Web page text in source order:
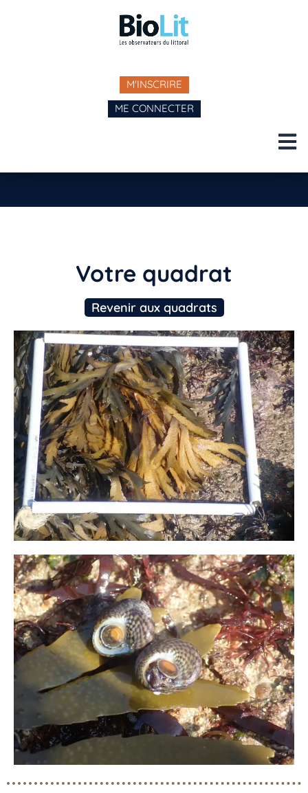
M'INSCRIRE
ME CONNECTER
Votre quadrat
Revenir aux quadrats